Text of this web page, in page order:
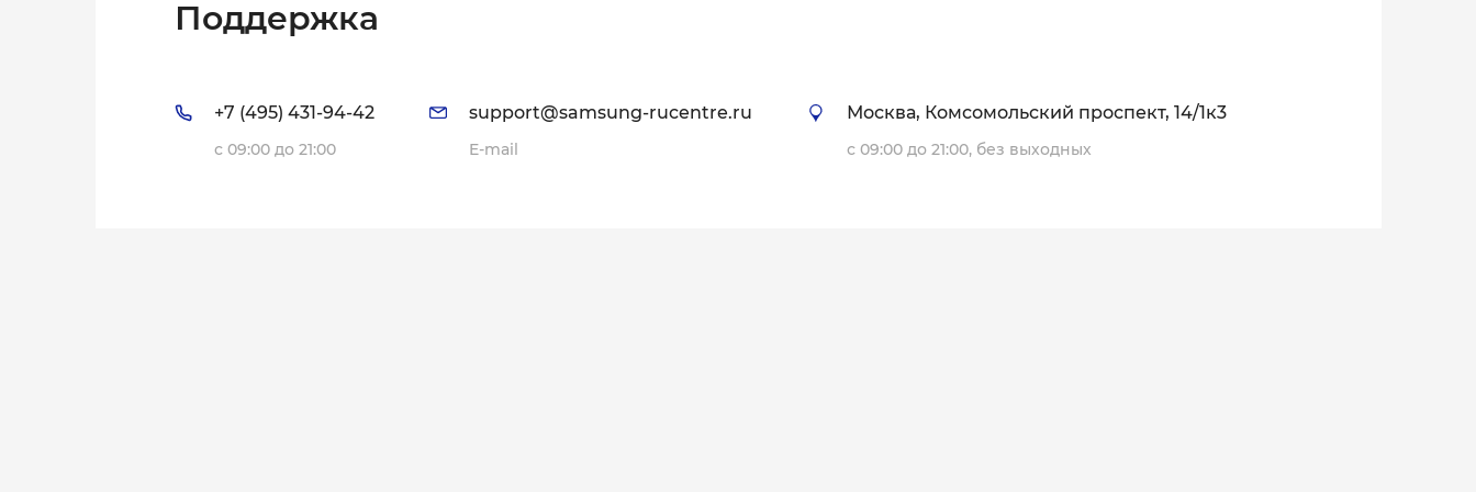
Поддержка
+7 (495) 431-94-42
с 09:00 до 21:00
support@samsung-rucentre.ru
E-mail
Москва, Комсомольский проспект, 14/1к3
с 09:00 до 21:00, без выходных